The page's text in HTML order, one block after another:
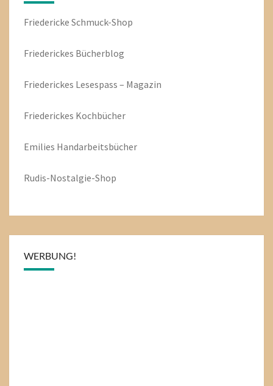
Friedericke Schmuck-Shop
Friederickes Bücherblog
Friederickes Lesespass – Magazin
Friederickes Kochbücher
Emilies Handarbeitsbücher
Rudis-Nostalgie-Shop
WERBUNG!